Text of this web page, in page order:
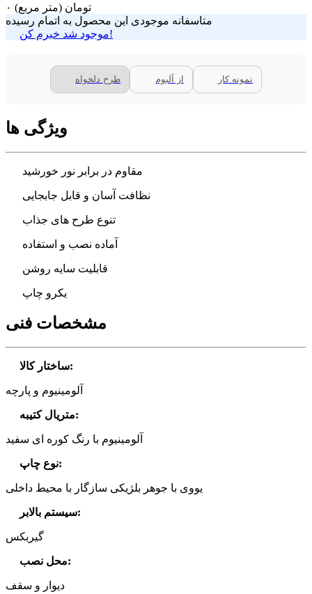
۰ تومان (متر مربع)
متاسفانه موجودی این محصول به اتمام رسیده
موجود شد خبرم کن!
طرح دلخواه از آلبوم نمونه کار
ویژگی ها
مقاوم در برابر نور خورشید
نظافت آسان و قابل جابجایی
تنوع طرح های جذاب
آماده نصب و استفاده
قابلیت سایه روشن
یکرو چاپ
مشخصات فنی
ساختار کالا:
آلومینیوم و پارچه
متریال کتیبه:
آلومینیوم با رنگ کوره ای سفید
نوع چاپ:
یووی با جوهر بلژیکی سازگار با محیط داخلی
سیستم بالابر:
گیربکس
محل نصب:
دیوار و سقف